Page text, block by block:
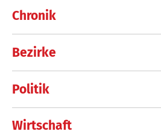
Chronik
Bezirke
Politik
Wirtschaft